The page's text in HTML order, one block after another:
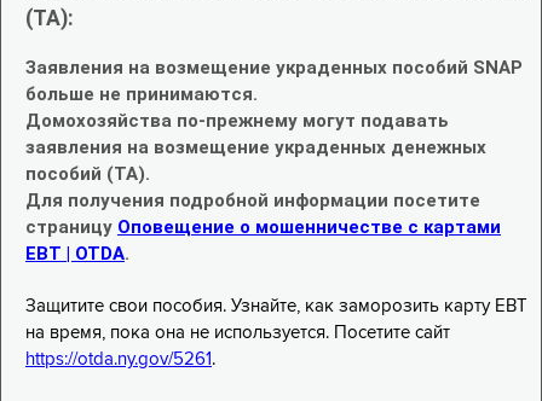
(TA):
Заявления на возмещение украденных пособий SNAP
больше не принимаются.
Домохозяйства по-прежнему могут подавать
заявления на возмещение украденных денежных
пособий (TA).
Для получения подробной информации посетите
страницу Оповещение о мошенничестве с картами
EBT | OTDA.
Защитите свои пособия. Узнайте, как заморозить карту EBT
на время, пока она не используется. Посетите сайт
https://otda.ny.gov/5261 .